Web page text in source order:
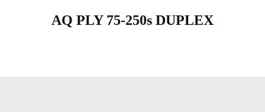
AQ PLY 75-250s DUPLEX